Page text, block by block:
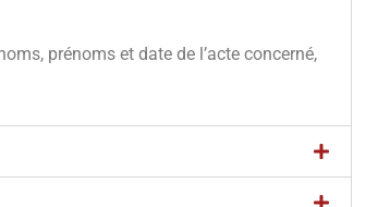
prénoms et date de l’acte concerné,